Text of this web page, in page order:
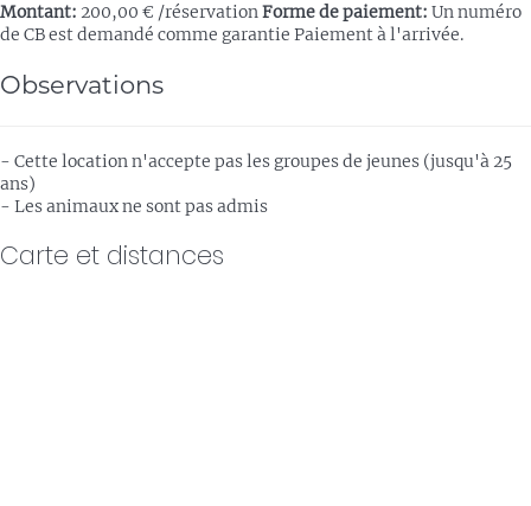
Montant: 200,00 € /réservationForme de paiement: Un numéro
de CB est demandé comme garantie Paiement à l'arrivée.
Observations
- Cette location n'accepte pas les groupes de jeunes (jusqu'à 25
ans)
- Les animaux ne sont pas admis
Carte et distances